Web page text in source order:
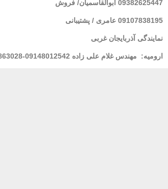
09382625447 ابوالقاسمیان/ فروش
09107838195 عامری / پشتیبانی
نمایندگی آذربایجان غربی
ارومیه: مهندس غلام علی زاده 09148012542-09141863028